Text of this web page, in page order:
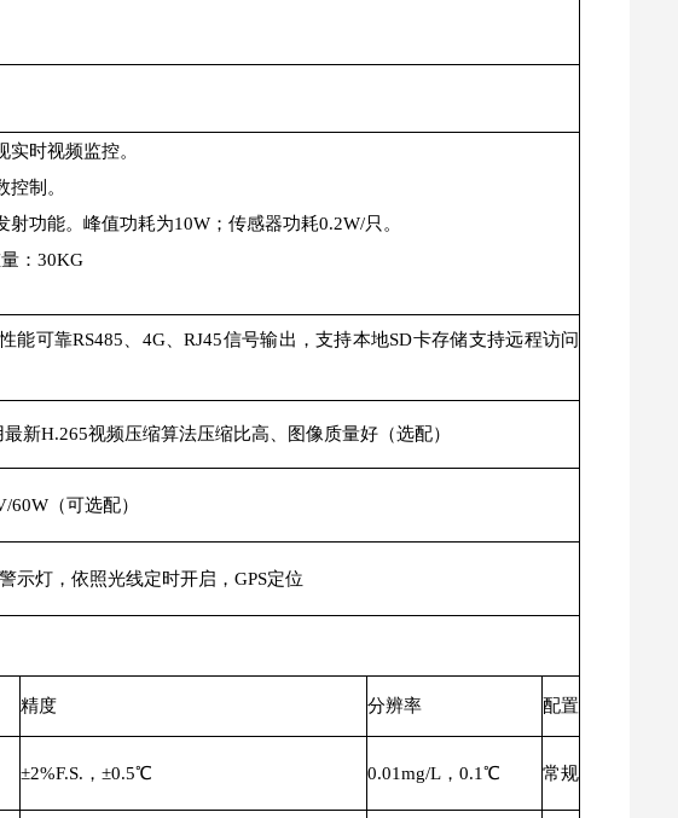
时视频监控。
制。
功能。峰值功耗为10W；传感器功耗0.2W/只。
：30KG
能可靠RS485、4G、RJ45信号输出，支持本地SD卡存储支持远程访问
新H.265视频压缩算法压缩比高、图像质量好（选配）
（可选配）
示灯，依照光线定时开启，GPS定位
精度 分辨率 配置
±2%F.S.，±0.5℃ 0.01mg/L，0.1℃ 常规